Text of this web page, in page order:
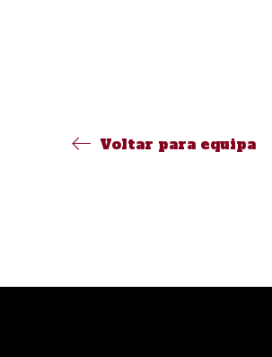
Voltar para equipa